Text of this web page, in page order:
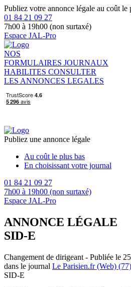
Publiez votre annonce légale au coût le
01 84 21 09 27
7h00 à 19h00 (non surtaxé)
Espace JAL-Pro
NOS
FORMULAIRES JOURNAUX
HABILITES CONSULTER
LES ANNONCES LEGALES
Publiez une annonce légale
Au coût le plus bas
En choisissant votre journal
01 84 21 09 27
7h00 à 19h00 (non surtaxé)
Espace JAL-Pro
ANNONCE LÉGALE
SID-E
Changement de dirigeant - Publiée le
dans le journal Le Parisien.fr (Web) (77)
SID-E